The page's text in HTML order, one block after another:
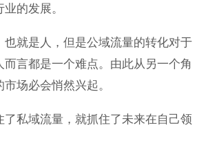
的发展。
也就是人，但是公域流量的转化对于
而言都是一个难点。由此从另一个角
场必会悄然兴起。
了私域流量，就抓住了未来在自己领